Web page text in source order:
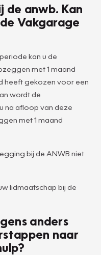
de anwb. Kan
Vakgarage
kan u de
met 1 maand
heeft gekozen voor een
wordt de
na afloop van deze
met 1 maand
bij de ANWB niet
lidmaatschap bij de
anders
naar